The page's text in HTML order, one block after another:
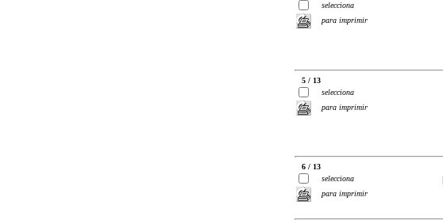
selecciona
para imprimir
5 / 13
selecciona
para imprimir
6 / 13
selecciona
para imprimir